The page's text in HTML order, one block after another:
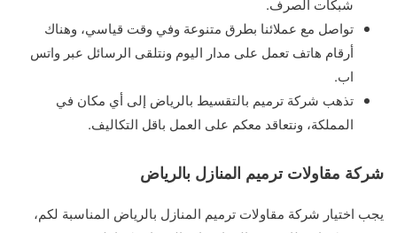
تواصل مع عملائنا بطرق متنوعة وفي وقت قياسي، وهناك
أرقام هاتف تعمل على مدار اليوم ونتلقى الرسائل عبر واتس
اب.
تذهب شركة ترميم بالتقسيط بالرياض إلى أي مكان في
المملكة، ونتعاقد معكم على العمل باقل التكاليف.
شركة مقاولات ترميم المنازل بالرياض
يجب اختيار شركة مقاولات ترميم المنازل بالرياض المناسبة لكم،